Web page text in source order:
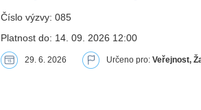
Číslo výzvy: 085
Platnost do: 14. 09. 2026 12:00
29. 6. 2026 Určeno pro:Veřejnost,